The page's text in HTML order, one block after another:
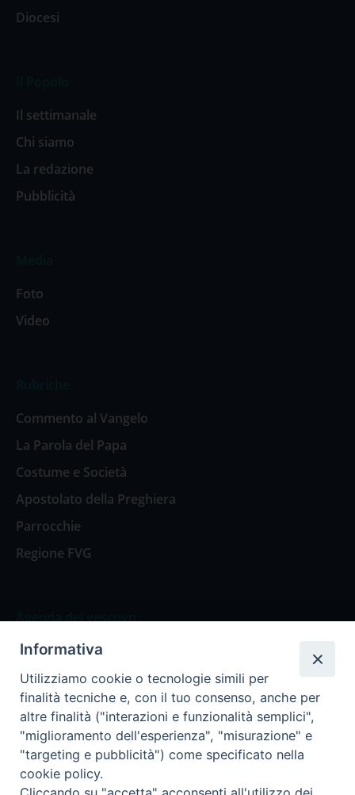
Diocesi
Il settimanale
Chi siamo
La redazione
Pubblicità
Foto
Video
Commento al Vangelo
La Parola del Papa
Costume e Società
Apostolato della Preghiera
Parrocchie
Regione FVG
Agenda del vescovo
Agenda del vescovo
Privacy Policy Trasparenza
Termini e Condizioni
Informativa
Utilizziamo cookie o tecnologie simili per
finalità tecniche e, con il tuo consenso, anche per
altre finalità ("interazioni e funzionalità semplici",
"miglioramento dell'esperienza", "misurazione" e
"targeting e pubblicità") come specificato nella
cookie policy.